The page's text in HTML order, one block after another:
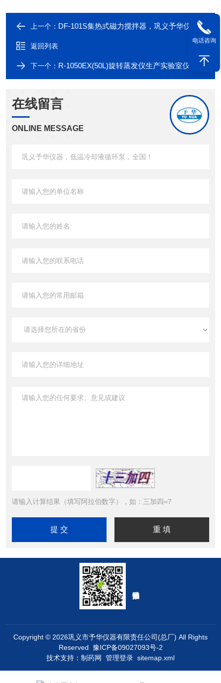
上一个： DF-101S集热式磁力搅拌器，巩义予华仪器，专业生产
返回列表
下一个： R-1050EX(50L)旋转蒸发仪生产实验室仪器
在线留言
ONLINE MESSAGE
请输入计算结果（填写阿拉伯数字），如：三加四=7
Copyright © 2026巩义市予华仪器有限责任公司(总厂) All Rights
Reserved 豫ICP备09027093号-2
技术支持： 制药网 管理登录 sitemap.xml
电话咨询